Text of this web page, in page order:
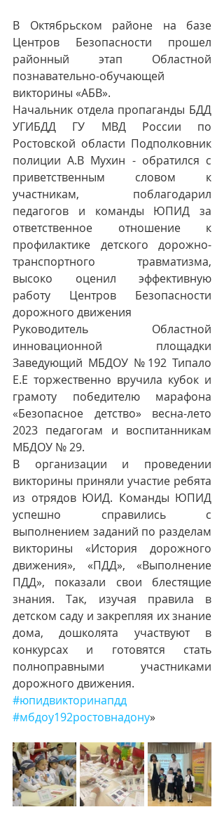
В Октябрьском районе на базе
Центров Безопасности прошел
районный этап Областной
познавательно-обучающей
викторины «АБВ».
Начальник отдела пропаганды БДД
УГИБДД ГУ МВД России по
Ростовской области Подполковник
полиции А.В Мухин - обратился с
приветственным словом к
участникам, поблагодарил
педагогов и команды ЮПИД за
ответственное отношение к
профилактике детского дорожно-
транспортного травматизма,
высоко оценил эффективную
работу Центров Безопасности
дорожного движения
Руководитель Областной
инновационной площадки
Заведующий МБДОУ №192 Типало
Е.Е торжественно вручила кубок и
грамоту победителю марафона
«Безопасное детство» весна-лето
2023 педагогам и воспитанникам
МБДОУ № 29.
В организации и проведении
викторины приняли участие ребята
из отрядов ЮИД. Команды ЮПИД
успешно справились с
выполнением заданий по разделам
викторины «История дорожного
движения», «ПДД», «Выполнение
ПДД», показали свои блестящие
знания. Так, изучая правила в
детском саду и закрепляя их знание
дома, дошколята участвуют в
конкурсах и готовятся стать
полноправными участниками
дорожного движения.
#юпидвикторинапдд
#мбдоу192ростовнадону»